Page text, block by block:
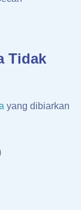
Tidak
yang dibiarkan